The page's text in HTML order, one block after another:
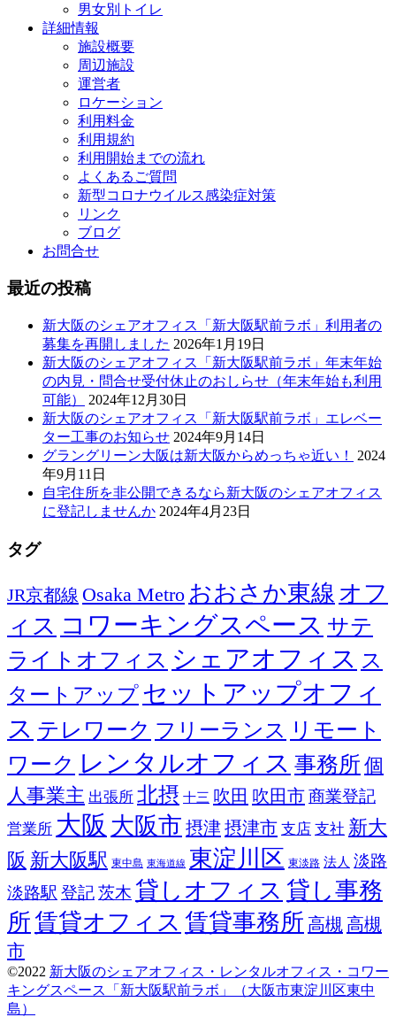
男女別トイレ
詳細情報
施設概要
周辺施設
運営者
ロケーション
利用料金
利用規約
利用開始までの流れ
よくあるご質問
新型コロナウイルス感染症対策
リンク
ブログ
お問合せ
最近の投稿
新大阪のシェアオフィス「新大阪駅前ラボ」利用者の
募集を再開しました 2026年1月19日
新大阪のシェアオフィス「新大阪駅前ラボ」年末年始
の内見・問合せ受付休止のおしらせ（年末年始も利用
可能）
2024年12月30日
新大阪のシェアオフィス「新大阪駅前ラボ」エレベー
ター工事のお知らせ 2024年9月14日
グラングリーン大阪は新大阪からめっちゃ近い！
2024
年9月11日
自宅住所を非公開できるなら新大阪のシェアオフィス
に登記しませんか 2024年4月23日
タグ
JR京都線 Osaka Metro おおさか東線 オフ
ィス コワーキングスペース サテ
ライトオフィス シェアオフィス ス
タートアップセットアップオフィ
ス テレワーク フリーランス リモート
ワーク レンタルオフィス 事務所 個
人事業主 出張所 北摂 十三 吹田 吹田市商業登記
営業所 大阪 大阪市 摂津摂津市 支店 支社 新大
阪 新大阪駅 東中島 東海道線 東淀川区 東淡路 法人 淡路
淡路駅 登記茨木 貸しオフィス 貸し事務
所賃貸オフィス 賃貸事務所 高槻 高槻
市
©2022 新大阪のシェアオフィス・レンタルオフィス・コワー
キングスペース「新大阪駅前ラボ」（大阪市東淀川区東中
島）